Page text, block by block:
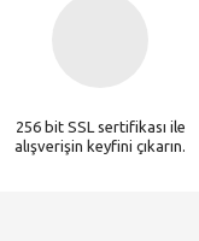
256 bit SSL sertifikası ile
alışverişin keyfini çıkarın.